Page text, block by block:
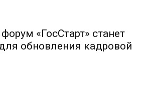
«ГосСтарт» станет
обновления кадровой